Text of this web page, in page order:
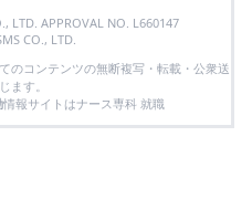
LTD. APPROVAL NO. L660147
CO., LTD.
のコンテンツの無断複写・転載・公衆送
ます。
情報サイトはナース専科 就職